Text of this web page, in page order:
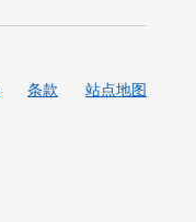
条款 站点地图